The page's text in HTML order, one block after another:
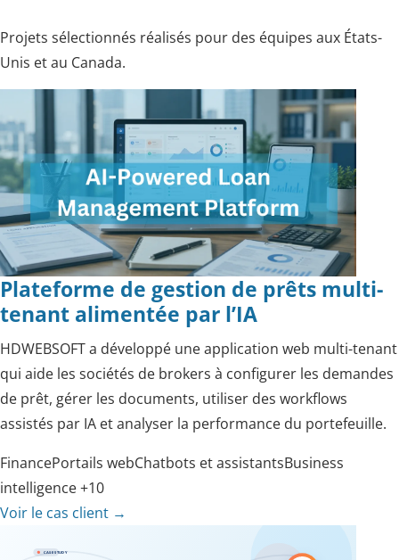
Projets sélectionnés réalisés pour des équipes aux États-
Unis et au Canada.
Plateforme de gestion de prêts multi-
tenant alimentée par l’IA
HDWEBSOFT a développé une application web multi-tenant
qui aide les sociétés de brokers à configurer les demandes
de prêt, gérer les documents, utiliser des workflows
assistés par IA et analyser la performance du portefeuille.
FinancePortails webChatbots et assistantsBusiness
intelligence+10
Voir le cas client →